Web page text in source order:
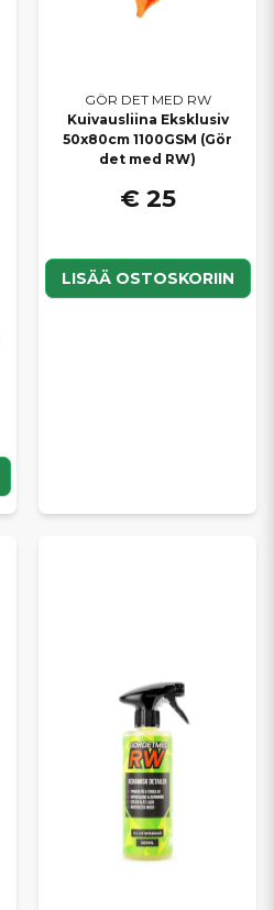
GÖR DET MED RW
Kuivausliina Eksklusiv
50x80cm 1100GSM (Gör
det med RW)
€ 25
LISÄÄ OSTOSKORIIN